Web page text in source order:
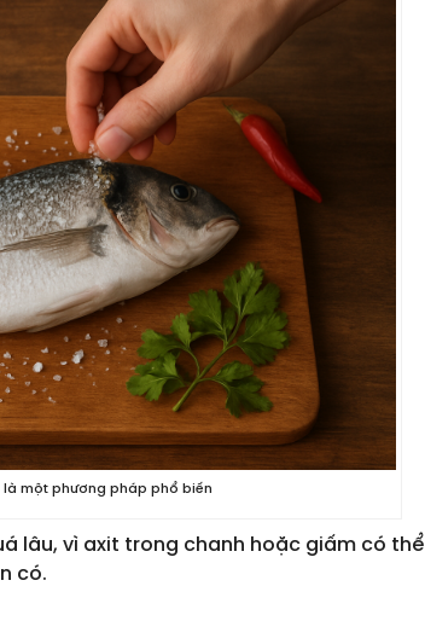
một phương pháp phổ biến
lâu, vì axit trong chanh hoặc giấm có thể
có.